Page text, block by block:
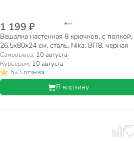
1 199 ₽
Вешалка настенная 8 крючков, с полкой,
26.5х80х24 см, сталь, Nika, ВП8, черная
Самовывоз: 10 августа
Курьером: 10 августа
5•3 отзыва
В корзину